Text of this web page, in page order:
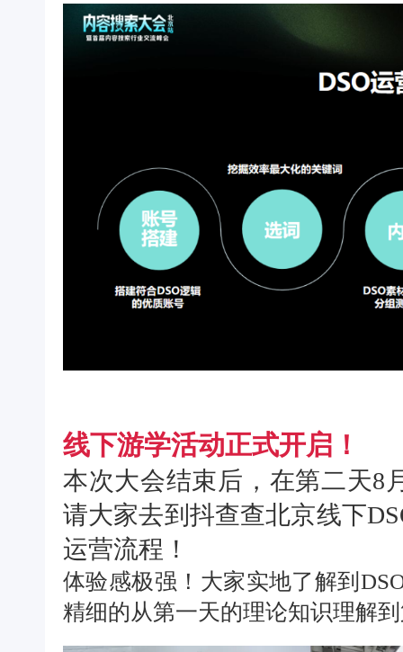
线下游学活动正式开启！
本次大会结束后， 在第二天8
请大家去到抖查查北京线下
运营流程！
体验感极强！大家实地了解到
精细的从第一天的理论知识理解